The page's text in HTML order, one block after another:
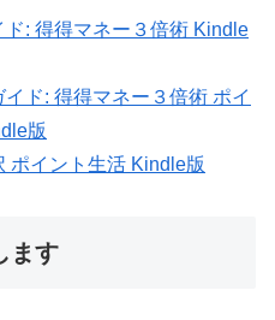
: 得得マネー３倍術 Kindle
ド: 得得マネー３倍術 ポイ
版
ポイント生活 Kindle版
ます